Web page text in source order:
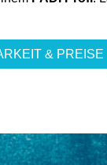
& PREISE